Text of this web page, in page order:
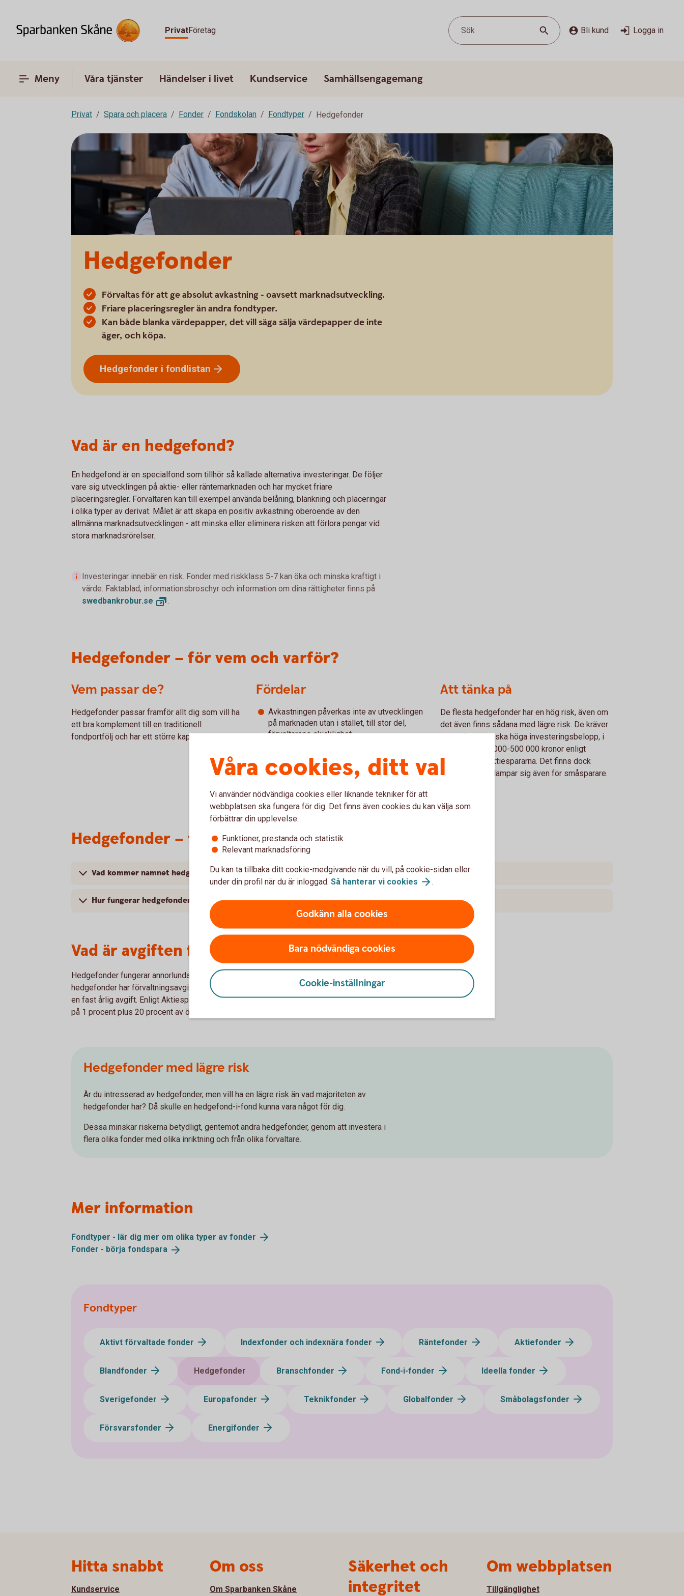
PrivatFöretag Sök Bli kund Logga in
Meny Våra tjänster Händelser i livet Kundservice Samhällsengagemang
Privat Spara och placera Fonder Fondskolan Fondtyper Hedgefonder
Hedgefonder
Förvaltas för att ge absolut avkastning - oavsett marknadsutveckling.
Friare placeringsregler än andra fondtyper.
Kan både blanka värdepapper, det vill säga sälja värdepapper de inte
äger, och köpa.
Hedgefonder i fondlistan
Vad är en hedgefond?
En hedgefond är en specialfond som tillhör så kallade alternativa investeringar. De följer
vare sig utvecklingen på aktie- eller räntemarknaden och har mycket friare
placeringsregler. Förvaltaren kan till exempel använda belåning, blankning och placeringar
i olika typer av derivat. Målet är att skapa en positiv avkastning oberoende av den
allmänna marknadsutvecklingen - att minska eller eliminera risken att förlora pengar vid
stora marknadsrörelser.
Investeringar innebär en risk. Fonder med riskklass 5-7 kan öka och minska kraftigt i
värde. Faktablad, informationsbroschyr och information om dina rättigheter finns på
swedbankrobur.se .
Hedgefonder – för vem och varför?
Vem passar de?
Hedgefonder passar framför allt dig som vill ha
ett bra komplement till en traditionell
fondportfölj och har ett större kapital att placera.
Fördelar
Avkastningen påverkas inte av utvecklingen
på marknaden utan i stället, till stor del,
förvaltarens skicklighet.
Vissa hedgefonder har fokus på
hållbarhet
ochESG
vilket gör att du
Att tänka på
De flesta hedgefonder har en hög risk, även om
det även finns sådana med lägre risk. De kräver
även oftast ganska höga investeringsbelopp, i
intervallet 100 000-500 000 kronor enligt
statistik från Aktiespararna. Det finns dock
undantag, som lämpar sig även för småsparare.
Hedgefonder – frågor och svar
Vad kommer namnet hedgefond från?
Hur fungerar hedgefonder?
Vad är avgiften för en hedgefond?
Hedgefonder fungerar annorlunda än andra fondtyper. Detta då de flesta
hedgefonder har förvaltningsavgifter som relaterar till prestation, utöver
en fast årlig avgift. Enligt Aktiespararna är genomsnittet en fast årlig avgift
på 1 procent plus 20 procent av överavkastningen mot jämförelseindex.
Hedgefonder med lägre risk
Är du intresserad av hedgefonder, men vill ha en lägre risk än vad majoriteten av
hedgefonder har? Då skulle en hedgefond-i-fond kunna vara något för dig.
Dessa minskar riskerna betydligt, gentemot andra hedgefonder, genom att investera i
flera olika fonder med olika inriktning och från olika förvaltare.
Mer information
Fondtyper - lär dig mer om olika typer av fonder
Fonder - börja fondspara
Fondtyper
Aktivt förvaltade fonder Indexfonder och indexnära fonder Räntefonder Aktiefonder
Blandfonder Hedgefonder Branschfonder Fond-i-fonder Ideella fonder
Sverigefonder Europafonder Teknikfonder Globalfonder Småbolagsfonder
Försvarsfonder Energifonder
Våra cookies, ditt val
Vi använder nödvändiga cookies eller liknande tekniker för att
webbplatsen ska fungera för dig. Det finns även cookies du kan välja som
förbättrar din upplevelse:
Funktioner, prestanda och statistik
Relevant marknadsföring
Du kan ta tillbaka ditt cookie-medgivande när du vill, på cookie-sidan eller
under din profil när du är inloggad. Så hanterar vi cookies .
Godkänn alla cookies
Bara nödvändiga cookies
Cookie-inställningar
Hitta snabbt
Kundservice
Om oss
Om Sparbanken Skåne
Säkerhet och
integritet
Om webbplatsen
Tillgänglighet